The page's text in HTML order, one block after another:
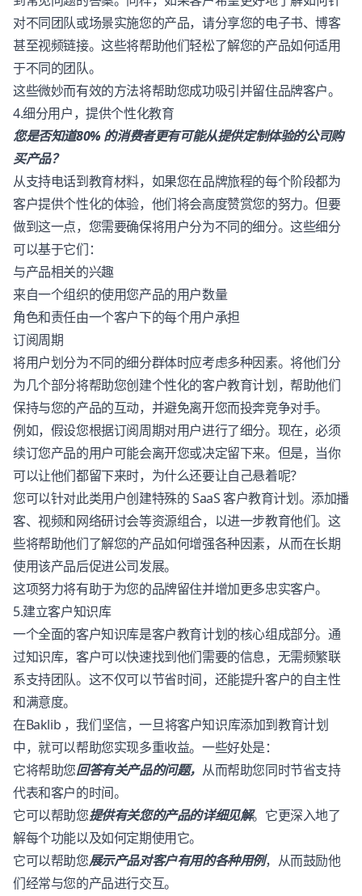
对不同团队或场景实施您的产品，请分享您的电子书、博客
甚至视频链接。这些将帮助他们轻松了解您的产品如何适用
于不同的团队。
这些微妙而有效的方法将帮助您成功吸引并留住品牌客户。
4.细分用户，提供个性化教育
您是否知道80% 的消费者更有可能从提供定制体验的公司购
买产品？
从支持电话到教育材料，如果您在品牌旅程的每个阶段都为
客户提供个性化的体验，他们将会高度赞赏您的努力。但要
做到这一点，您需要确保将用户分为不同的细分。这些细分
可以基于它们：
与产品相关的兴趣
来自一个组织的使用您产品的用户数量
角色和责任由一个客户下的每个用户承担
订阅周期
将用户划分为不同的细分群体时应考虑多种因素。将他们分
为几个部分将帮助您创建个性化的客户教育计划，帮助他们
保持与您的产品的互动，并避免离开您而投奔竞争对手。
例如，假设您根据订阅周期对用户进行了细分。现在，必须
续订您产品的用户可能会离开您或决定留下来。但是，当你
可以让他们都留下来时，为什么还要让自己悬着呢？
您可以针对此类用户创建特殊的 SaaS 客户教育计划。添加播
客、视频和网络研讨会等资源组合，以进一步教育他们。这
些将帮助他们了解您的产品如何增强各种因素，从而在长期
使用该产品后促进公司发展。
这项努力将有助于为您的品牌留住并增加更多忠实客户。
5.建立客户知识库
一个全面的客户知识库是客户教育计划的核心组成部分。通
过知识库，客户可以快速找到他们需要的信息，无需频繁联
系支持团队。这不仅可以节省时间，还能提升客户的自主性
和满意度。
在Baklib ，我们坚信，一旦将客户知识库添加到教育计划
中，就可以帮助您实现多重收益。一些好处是：
它将帮助您回答有关产品的问题， 从而帮助您同时节省支持
代表和客户的时间。
它可以帮助您提供有关您的产品的详细见解。它更深入地了
解每个功能以及如何定期使用它。
它可以帮助您展示产品对客户有用的各种用例，从而鼓励他
们经常与您的产品进行交互。